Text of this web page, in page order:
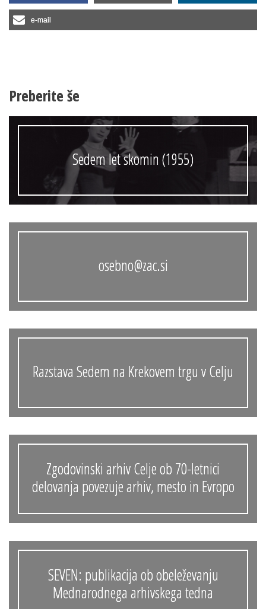
e-mail
Preberite še
Sedem let skomin (1955)
osebno@zac.si
Razstava Sedem na Krekovem trgu v Celju
Zgodovinski arhiv Celje ob 70-letnici
delovanja povezuje arhiv, mesto in Evropo
SEVEN: publikacija ob obeleževanju
Mednarodnega arhivskega tedna